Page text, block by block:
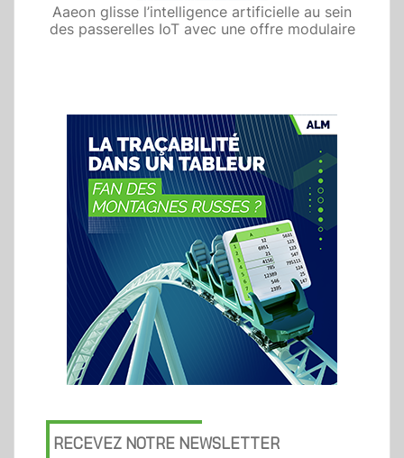
Aaeon glisse l’intelligence artificielle au sein
des passerelles IoT avec une offre modulaire
RECEVEZ NOTRE NEWSLETTER